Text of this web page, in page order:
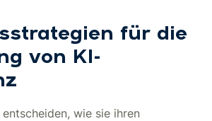
für die
von KI-
wie sie ihren